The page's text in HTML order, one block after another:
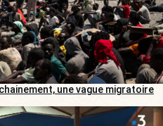
une vague migratoire